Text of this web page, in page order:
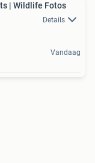
| Wildlife Fotos
Details
Vandaag